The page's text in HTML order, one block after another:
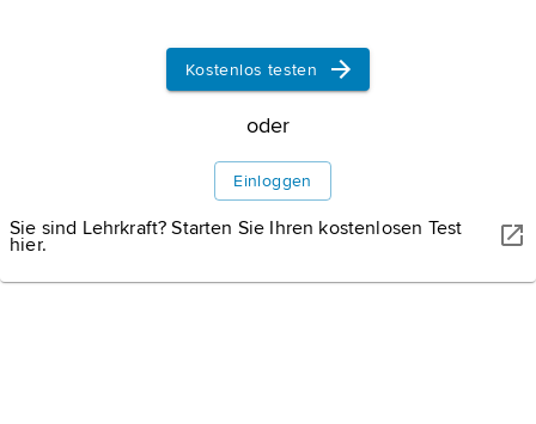
Informationen zum Artikel
Kostenlos testen
oder
Einloggen
Sie sind Lehrkraft? Starten Sie Ihren kostenlosen Test
hier.